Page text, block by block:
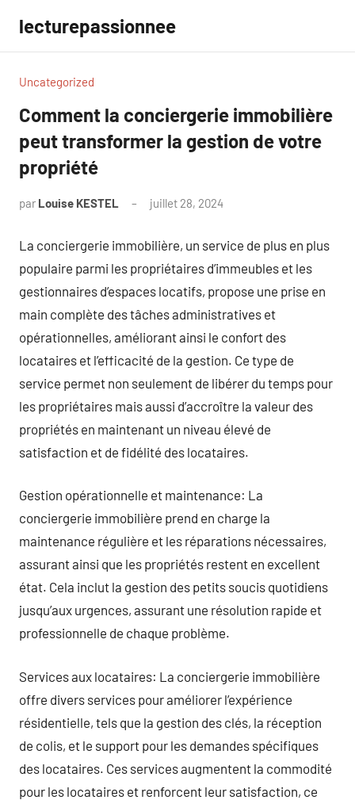
contenu
lecturepassionnee
Uncategorized
Comment la conciergerie immobilière
peut transformer la gestion de votre
propriété
par Louise KESTEL juillet 28, 2024
La conciergerie immobilière, un service de plus en plus
populaire parmi les propriétaires d’immeubles et les
gestionnaires d’espaces locatifs, propose une prise en
main complète des tâches administratives et
opérationnelles, améliorant ainsi le confort des
locataires et l’efficacité de la gestion. Ce type de
service permet non seulement de libérer du temps pour
les propriétaires mais aussi d’accroître la valeur des
propriétés en maintenant un niveau élevé de
satisfaction et de fidélité des locataires.
Gestion opérationnelle et maintenance: La
conciergerie immobilière prend en charge la
maintenance régulière et les réparations nécessaires,
assurant ainsi que les propriétés restent en excellent
état. Cela inclut la gestion des petits soucis quotidiens
jusqu’aux urgences, assurant une résolution rapide et
professionnelle de chaque problème.
Services aux locataires: La conciergerie immobilière
offre divers services pour améliorer l’expérience
résidentielle, tels que la gestion des clés, la réception
de colis, et le support pour les demandes spécifiques
des locataires. Ces services augmentent la commodité
pour les locataires et renforcent leur satisfaction, ce